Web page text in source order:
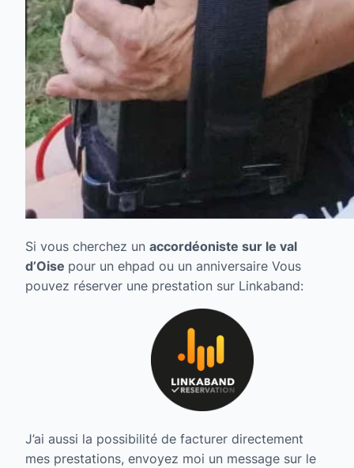
Si vous cherchez un accordéoniste sur le val
d’Oise pour un ehpad ou un anniversaire Vous
pouvez réserver une prestation sur Linkaband:
J’ai aussi la possibilité de facturer directement
mes prestations, envoyez moi un message sur le